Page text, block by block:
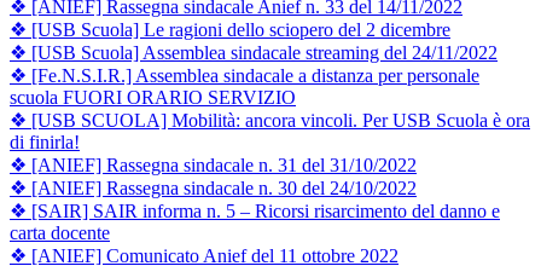
❖ [ANIEF] Rassegna sindacale Anief n. 33 del 14/11/2022
❖ [USB Scuola] Le ragioni dello sciopero del 2 dicembre
❖ [USB Scuola] Assemblea sindacale streaming del 24/11/2022
❖ [Fe.N.S.I.R.] Assemblea sindacale a distanza per personale
scuola FUORI ORARIO SERVIZIO
❖ [USB SCUOLA] Mobilità: ancora vincoli. Per USB Scuola è ora
di finirla!
❖ [ANIEF] Rassegna sindacale n. 31 del 31/10/2022
❖ [ANIEF] Rassegna sindacale n. 30 del 24/10/2022
❖ [SAIR] SAIR informa n. 5 – Ricorsi risarcimento del danno e
carta docente
❖ [ANIEF] Comunicato Anief del 11 ottobre 2022